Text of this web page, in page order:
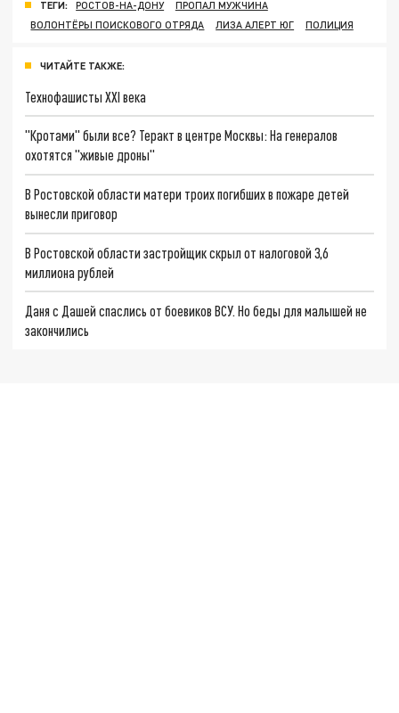
ТЕГИ: РОСТОВ-НА-ДОНУ
ПРОПАЛ МУЖЧИНА
ВОЛОНТЁРЫ ПОИСКОВОГО ОТРЯДА
ЛИЗА АЛЕРТ ЮГ ПОЛИЦИЯ
ЧИТАЙТЕ ТАКЖЕ:
Технофашисты XXI века
"Кротами" были все? Теракт в центре Москвы: На генералов
охотятся "живые дроны"
В Ростовской области матери троих погибших в пожаре детей
вынесли приговор
В Ростовской области застройщик скрыл от налоговой 3,6
миллиона рублей
Даня с Дашей спаслись от боевиков ВСУ. Но беды для малышей не
закончились